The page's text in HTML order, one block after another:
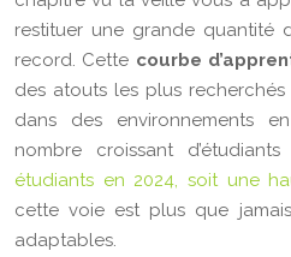
restituer une grande quantité
record. Cette courbe
des atouts les plus
dans des environnements
nombre croissant
étudiants en 2024, soit une
cette voie est plus que
adaptables.